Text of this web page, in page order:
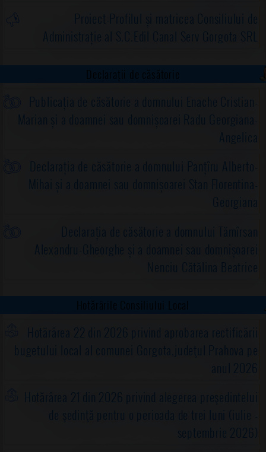
Proiect-Profilul și matricea Consiliului de
Administrație al S.C.Edil Canal Serv Gorgota SRL
Declarații de căsătorie
Publicația de căsătorie a domnului Enache Cristian-
Marian și a doamnei sau domnișoarei Radu Georgiana-
Angelica
Declarația de căsătorie a domnului Panțîru Alberto-
Mihai și a doamnei sau domnișoarei Stan Florentina-
Georgiana
Declarația de căsătorie a domnului Tămîrsan
Alexandru-Gheorghe și a doamnei sau domnișoarei
Nenciu Cătălina Beatrice
Hotărârile Consiliului Local
Hotărârea 22 din 2026 privind aprobarea rectificării
bugetului local al comunei Gorgota,judeţul Prahova pe
anul 2026
Hotărârea 21 din 2026 privind alegerea preşedintelui
de şedinţă pentru o perioada de trei luni (iulie -
septembrie 2026)